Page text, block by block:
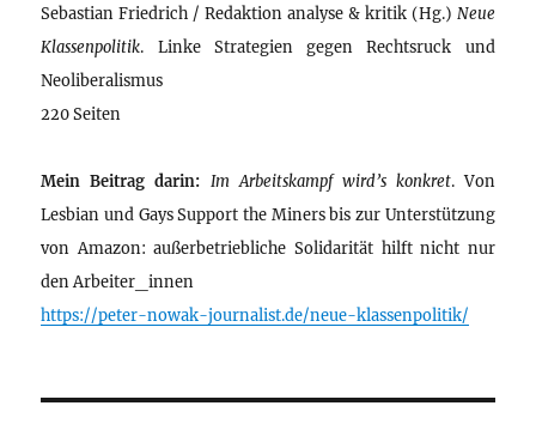
Sebastian Friedrich / Redaktion analyse & kritik (Hg.) Neue
Klassenpolitik. Linke Strategien gegen Rechtsruck und
Neoliberalismus
220 Seiten
Mein Beitrag darin: Im Arbeitskampf wird’s konkret. Von
Lesbian und Gays Support the Miners bis zur Unterstützung
von Amazon: außerbetriebliche Solidarität hilft nicht nur
den Arbeiter_innen
https://peter-nowak-journalist.de/neue-klassenpolitik/